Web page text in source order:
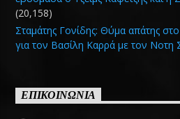
(20,158)
Σταμάτης Γονίδης: Θύμα απάτης
για τον Βασίλη Καρρά με τον Νοτη
ΕΠΙΚΟΙΝΩΝΙΑ